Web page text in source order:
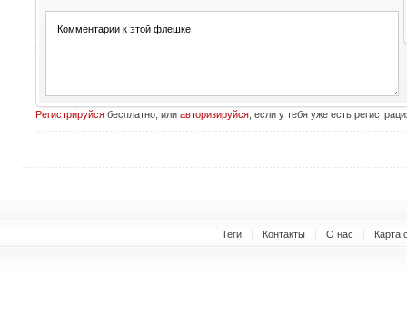
Регистрируйсябесплатно, или авторизируйся, если у тебя уже есть
Теги Контакты О нас Карта